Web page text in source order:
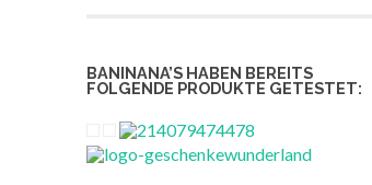
BANINANA’S HABEN BEREITS
FOLGENDE PRODUKTE GETESTET: